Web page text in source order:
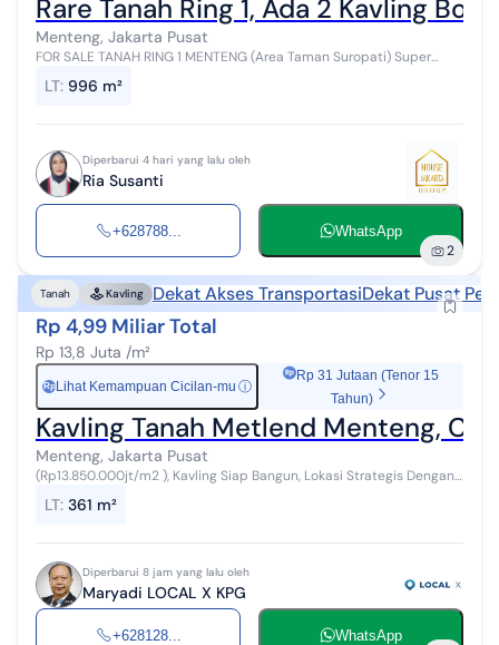
Rare Tanah Ring 1, Ada 2 Kavling
Menteng, Jakarta Pusat
FOR SALE TANAH RING 1 MENTENG (Area Taman Suropati) Super
Dijual tanah super ...
LT: 996 m²
Diperbarui 4 hari yang lalu oleh
Ria Susanti
+628788... WhatsApp
2
Tanah Kavling Dekat Akses TransportasiDekat Pusat
Rp 4,99 Miliar Total
Rp 13,8 Juta /m²
Rp Lihat Kemampuan Cicilan-mu ⓘ
Rp 31 Jutaan (Tenor 15
Tahun)
Kavling Tanah Metlend Menteng,
Menteng, Jakarta Pusat
(Rp13.850.000jt/m2 ), Kavling Siap Bangun, Lokasi Strategis Dengan
Rencana Pengembanga...
LT: 361 m²
Diperbarui 8 jam yang lalu oleh
Maryadi LOCAL X KPG
+628128... WhatsApp